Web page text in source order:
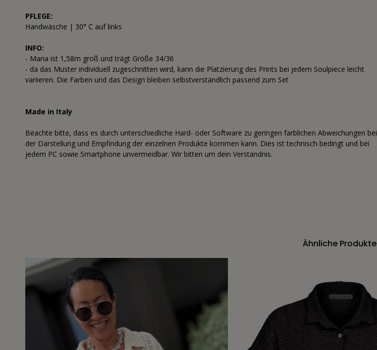
PFLEGE:
Handwäsche | 30° C auf links
INFO:
- Maria ist 1,58m groß und trägt Größe 34/36
- da das Muster individuell zugeschnitten wird, kann die Platzierung des Prints bei jedem Soulpiece leicht
variieren. Die Farben und das Design bleiben selbstverständlich passend zum Set
Made in Italy
Beachte bitte, dass es durch unterschiedliche Hard- oder Software zu geringen farblichen Abweichungen bei
der Darstellung und Empfindung der einzelnen Produkte kommen kann. Dies ist technisch bedingt und bei
jedem PC sowie Smartphone unvermeidbar. Wir bitten um dein Verständnis.
Ähnliche Produkte